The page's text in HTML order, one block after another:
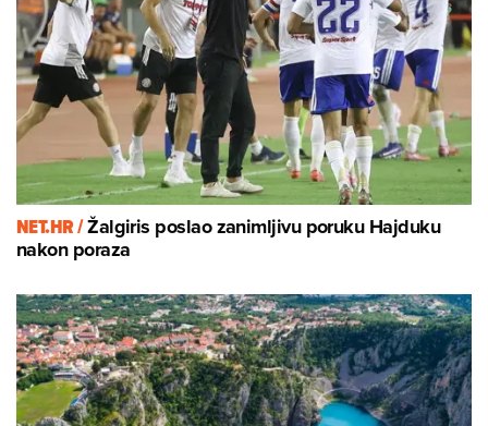
NET.HR /Žalgiris poslao zanimljivu poruku Hajduku
nakon poraza